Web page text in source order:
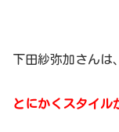
下田紗弥加さんは
とにかくスタイル